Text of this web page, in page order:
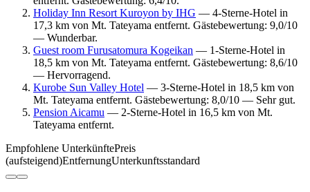
Holiday Inn Resort Kuroyon by IHG — 4-Sterne-Hotel in
17,3 km von Mt. Tateyama entfernt. Gästebewertung: 9,0/10
— Wunderbar.
Guest room Furusatomura Kogeikan — 1-Sterne-Hotel in
18,5 km von Mt. Tateyama entfernt. Gästebewertung: 8,6/10
— Hervorragend.
Kurobe Sun Valley Hotel — 3-Sterne-Hotel in 18,5 km von
Mt. Tateyama entfernt. Gästebewertung: 8,0/10 — Sehr gut.
Pension Aicamu — 2-Sterne-Hotel in 16,5 km von Mt.
Tateyama entfernt.
Empfohlene UnterkünftePreis
(aufsteigend)EntfernungUnterkunftsstandard